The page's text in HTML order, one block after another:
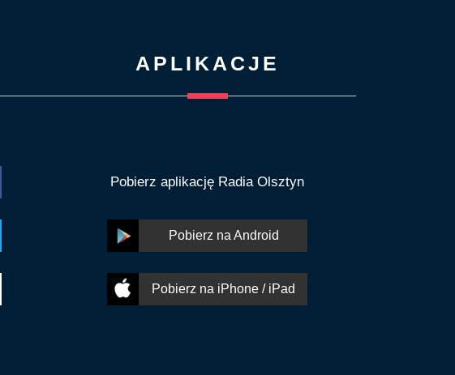
APLIKACJE
Pobierz aplikację Radia Olsztyn
Pobierz na Android
Pobierz na iPhone / iPad